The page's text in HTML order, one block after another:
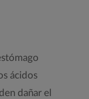
ácidos
dañar el